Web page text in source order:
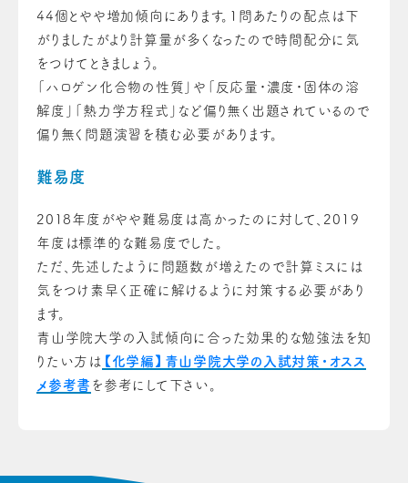
44個とやや増加傾向にあります。1問あたりの配点は下
がりましたがより計算量が多くなったので時間配分に気
をつけてときましょう。
「ハロゲン化合物の性質」や「反応量・濃度・固体の溶
解度」「熱力学方程式」など偏り無く出題されているので
偏り無く問題演習を積む必要があります。
難易度
2018年度がやや難易度は高かったのに対して、2019
年度は標準的な難易度でした。
ただ、先述したように問題数が増えたので計算ミスには
気をつけ素早く正確に解けるように対策する必要があり
ます。
青山学院大学の入試傾向に合った効果的な勉強法を知
りたい方は 【化学編】青山学院大学の入試対策・オスス
メ参考書 を参考にして下さい。